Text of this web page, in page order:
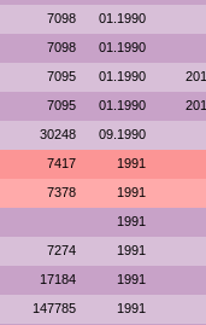
7098 01.1990
7098 01.1990
7095 01.1990
7095 01.1990
30248 09.1990
7417 1991
7378 1991
1991
7274 1991
17184 1991
147785 1991